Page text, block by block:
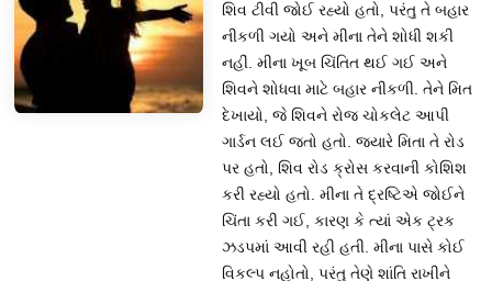
શિવ ટીવી જોઈ રહ્યો હતો, પરંતુ તે બહાર
નીકળી ગયો અને મીના તેને શોધી શકી
નહીં. મીના ખૂબ ચિંતિત થઈ ગઈ અને
શિવને શોધવા માટે બહાર નીકળી. તેને મિત
દેખાયો, જે શિવને રોજ ચોકલેટ આપી
ગાર્ડન લઈ જતો હતો. જ્યારે મિતા તે રોડ
પર હતો, શિવ રોડ ક્રોસ કરવાની કોશિશ
કરી રહ્યો હતો. મીના તે દ્રષ્ટિએ જોઈને
ચિંતા કરી ગઈ, કારણ કે ત્યાં એક ટ્રક
ઝડપમાં આવી રહી હતી. મીના પાસે કોઈ
વિકલ્પ નહોતો, પરંતુ તેણે શાંતિ રાખીને